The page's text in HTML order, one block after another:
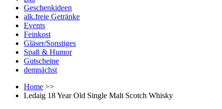
Geschenkideen
alk.freie Getränke
Events
Feinkost
Gläser/Sonstiges
Spaß & Humor
Gutscheine
demnächst
Home >>
Ledaig 18 Year Old Single Malt Scotch Whisky